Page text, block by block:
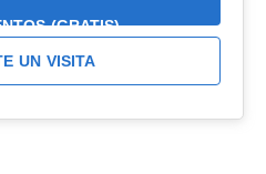
(GRATIS)
UN VISITA